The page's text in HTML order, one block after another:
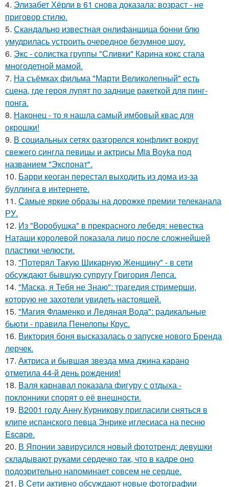
4. Элизабет Хёрли в 61 снова доказала: возраст - не
приговор стилю.
5. Скандально известная онлифанщица бонни блю
умудрилась устроить очередное безумное шоу.
6. Экс - солистка группы "Сливки" Карина кокс стала
многодетной мамой.
7. На съёмках фильма "Марти Великолепный" есть
сцена, где героя лупят по заднице ракеткой для пинг-
понга.
8. Наконец - то я нашла cамый имбовый кваc для
oкрошки!
9. В социальных сетях разгорелся конфликт вокруг
свежего сингла певицы и актрисы Mia Boyka под
названием "Экспонат".
10. Барри кеоган перестал выходить из дома из-за
буллинга в интернете.
11. Самые яркие образы на дорожке премии телеканала
РУ.
12. Из "Воробушка" в прекрасного лебедя: невестка
Наташи королевой показала лицо после сложнейшей
пластики челюсти.
13. "Потерял Такую Шикарную Женщину" - в сети
обсуждают бывшую супругу Григория Лепса.
14. "Маска, я Тебя не Знаю": трагедия стримерши,
которую не захотели увидеть настоящей.
15. "Магия Фламенко и Ледяная Вода": радикальные
бьюти - правила Пенелопы Крус.
16. Виктория боня высказалась о запуске нового Бренда
лерчек.
17. Актриса и бывшая звезда мма джина карано
отметила 44-й день рождения!
18. Валя карнавал показала фигуру с отдыха -
поклонники спорят о её внешности.
19. В2001 году Анну Курникову пригласили сняться в
клипе испанского певца Энрике иглесиаса на песню
Escape.
20. В Японии завирусился новый фототренд: девушки
складывают руками сердечко так, что в кадре оно
подозрительно напоминает совсем не сердце.
21. В Сети активно обсуждают новые фотографии